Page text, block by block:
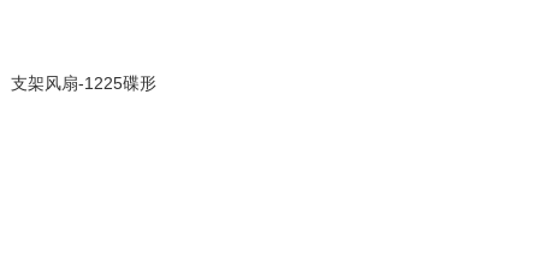
支架风扇-1225碟形